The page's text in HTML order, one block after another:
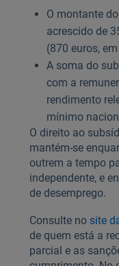
O montante
acrescido de
(870 euros,
A soma do
com a
rendimento
mínimo
O direito ao
mantém-se
outrem a tempo
independente, e
de desemprego.
Consulte no site
de quem está a
parcial e as